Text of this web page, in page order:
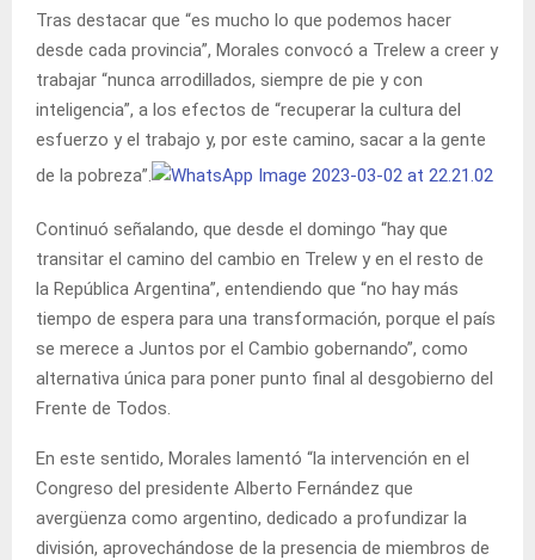
Tras destacar que “es mucho lo que podemos hacer
desde cada provincia”, Morales convocó a Trelew a creer y
trabajar “nunca arrodillados, siempre de pie y con
inteligencia”, a los efectos de “recuperar la cultura del
esfuerzo y el trabajo y, por este camino, sacar a la gente
de la pobreza”.
Continuó señalando, que desde el domingo “hay que
transitar el camino del cambio en Trelew y en el resto de
la República Argentina”, entendiendo que “no hay más
tiempo de espera para una transformación, porque el país
se merece a Juntos por el Cambio gobernando”, como
alternativa única para poner punto final al desgobierno del
Frente de Todos.
En este sentido, Morales lamentó “la intervención en el
Congreso del presidente Alberto Fernández que
avergüenza como argentino, dedicado a profundizar la
división, aprovechándose de la presencia de miembros de